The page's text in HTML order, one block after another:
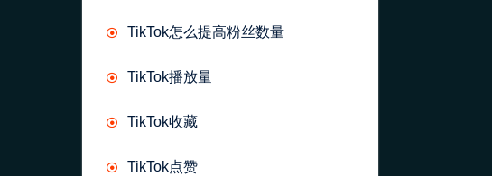
TikTok怎么提高粉丝数量
TikTok播放量
TikTok收藏
TikTok点赞